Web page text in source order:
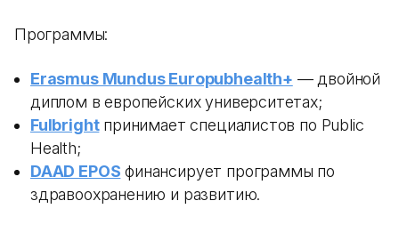
Программы:
Erasmus Mundus Europubhealth+ — двойной
диплом в европейских университетах;
Fulbrightпринимает специалистов по Public
Health;
DAAD EPOS финансирует программы по
здравоохранению и развитию.